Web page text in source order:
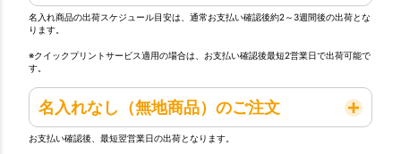
名入れ商品の出荷スケジュール目安は、通常お支払い確認後約2～3週間後の出荷とな
ります。
※クイックプリントサービス適用の場合は、お支払い確認後最短2営業日で出荷可能で
す。
名入れなし（無地商品）のご注文
お支払い確認後、最短翌営業日の出荷となります。